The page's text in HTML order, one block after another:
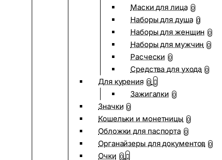
Маски для лица 0
Наборы для душа 0
Наборы для женщин 0
Наборы для мужчин 0
Расчески 0
Средства для ухода 0
Для курения 0
Зажигалки 0
Значки 0
Кошельки и монетницы 0
Обложки для паспорта 0
Органайзеры для документов 0
Очки 0